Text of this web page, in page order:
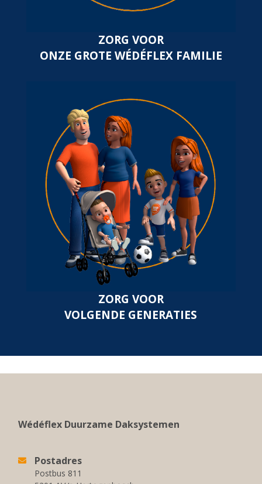
ZORG VOOR
ONZE GROTE WÉDÉFLEX FAMILIE
ZORG VOOR
VOLGENDE GENERATIES
Wédéflex Duurzame Daksystemen
Postadres
Postbus 811